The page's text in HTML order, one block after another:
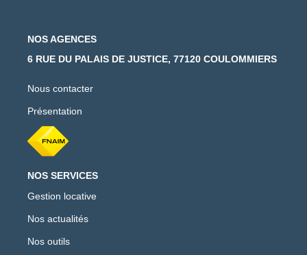
NOS AGENCES
6 RUE DU PALAIS DE JUSTICE, 77120 COULOMMIERS
Nous contacter
Présentation
NOS SERVICES
Gestion locative
Nos actualités
Nos outils